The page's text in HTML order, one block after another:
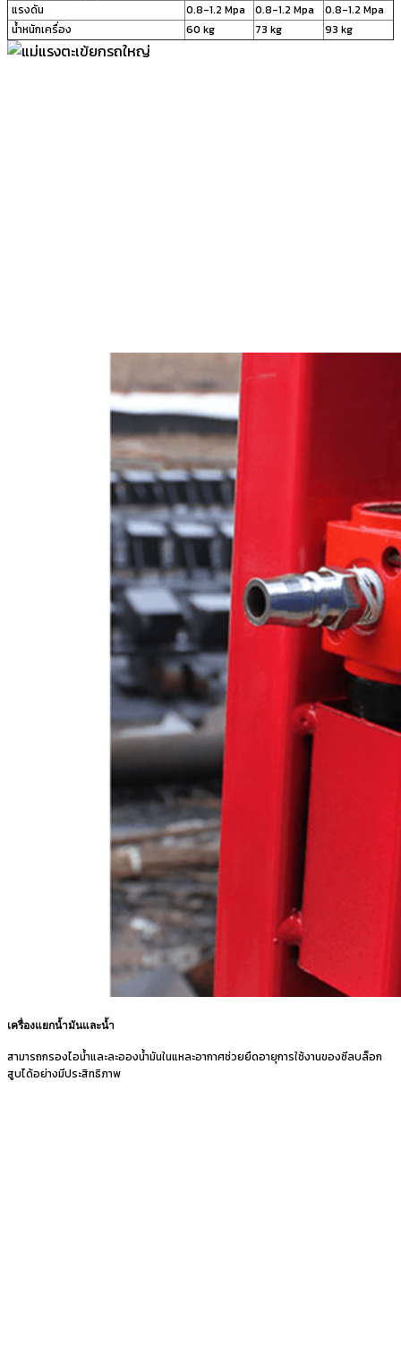
แรงดัน
0.8-1.2 Mpa 0.8-1.2 Mpa
0.8-1.2 Mpa
น้ำหนักเครื่อง
60 kg 73 kg 93 kg
เครื่องแยกน้ำมันและน้ำ
สามารถกรองไอน้ำและละอองน้ำมันในแหละอากาศช่วยยืดอายุการใช้งานของซีลบล็อก
สูบได้อย่างมีประสิทธิภาพ